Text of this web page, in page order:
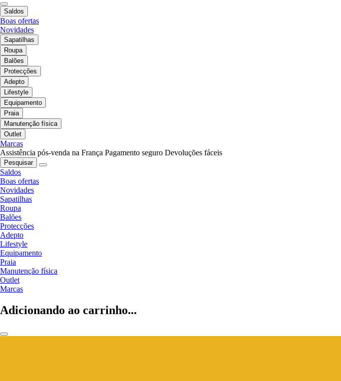
Saldos
Boas ofertas
Novidades
Sapatilhas
Roupa
Balões
Protecções
Adepto
Lifestyle
Equipamento
Praia
Manutenção física
Outlet
Marcas
Assistência pós-venda na França Pagamento seguro Devoluções fáceis
Pesquisar
Saldos
Boas ofertas
Novidades
Sapatilhas
Roupa
Balões
Protecções
Adepto
Lifestyle
Equipamento
Praia
Manutenção física
Outlet
Marcas
Adicionando ao carrinho...